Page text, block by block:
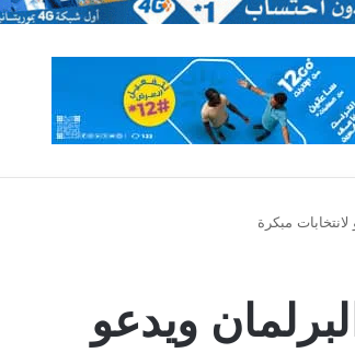
مبكرة
ويدعو